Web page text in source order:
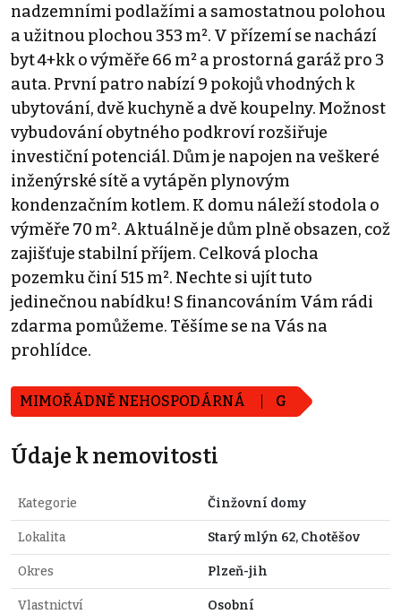
nadzemními podlažími a samostatnou polohou
a užitnou plochou 353 m². V přízemí se nachází
byt 4+kk o výměře 66 m² a prostorná garáž pro 3
auta. První patro nabízí 9 pokojů vhodných k
ubytování, dvě kuchyně a dvě koupelny. Možnost
vybudování obytného podkroví rozšiřuje
investiční potenciál. Dům je napojen na veškeré
inženýrské sítě a vytápěn plynovým
kondenzačním kotlem. K domu náleží stodola o
výměře 70 m². Aktuálně je dům plně obsazen, což
zajišťuje stabilní příjem. Celková plocha
pozemku činí 515 m². Nechte si ujít tuto
jedinečnou nabídku! S financováním Vám rádi
zdarma pomůžeme. Těšíme se na Vás na
prohlídce.
MIMOŘÁDNĚ NEHOSPODÁRNÁ G
Údaje k nemovitosti
Kategorie Činžovní domy
Lokalita Starý mlýn 62, Chotěšov
Okres Plzeň-jih
Vlastnictví Osobní